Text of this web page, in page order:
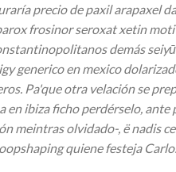
precio de paxil
frosinor seroxat xetin
demás
generico en mexico
Pa'que otra velación ​​se
ibiza ficho perdérselo,
meintras olvidado-, ë
quiene festeja